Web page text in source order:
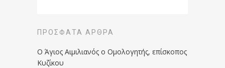
ΠΡΌΣΦΑΤΑ ΆΡΘΡΑ
Ο Άγιος Αιμιλιανός ο Ομολογητής, επίσκοπος
Κυζίκου